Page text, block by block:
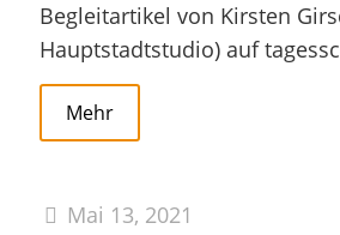
Begleitartikel von Kirsten
Hauptstadtstudio) auf
Mehr
Mai 13, 2021